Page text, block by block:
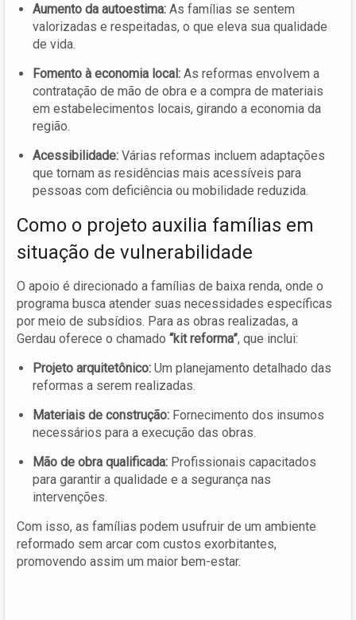
Aumento da autoestima: As famílias se sentem
valorizadas e respeitadas, o que eleva sua qualidade
de vida.
Fomento à economia local: As reformas envolvem a
contratação de mão de obra e a compra de materiais
em estabelecimentos locais, girando a economia da
região.
Acessibilidade: Várias reformas incluem adaptações
que tornam as residências mais acessíveis para
pessoas com deficiência ou mobilidade reduzida.
Como o projeto auxilia famílias em
situação de vulnerabilidade
O apoio é direcionado a famílias de baixa renda, onde o
programa busca atender suas necessidades específicas
por meio de subsídios. Para as obras realizadas, a
Gerdau oferece o chamado “kit reforma”, que inclui:
Projeto arquitetônico: Um planejamento detalhado das
reformas a serem realizadas.
Materiais de construção: Fornecimento dos insumos
necessários para a execução das obras.
Mão de obra qualificada: Profissionais capacitados
para garantir a qualidade e a segurança nas
intervenções.
Com isso, as famílias podem usufruir de um ambiente
reformado sem arcar com custos exorbitantes,
promovendo assim um maior bem-estar.